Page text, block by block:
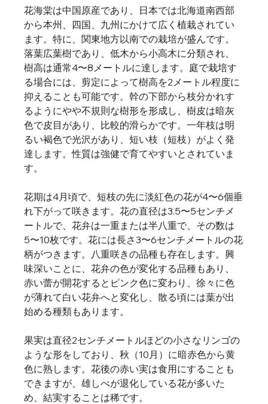
花海棠は中国原産であり、日本では北海道南西部
から本州、四国、九州にかけて広く植栽されてい
ます。特に、関東地方以南での栽培が盛んです。
落葉広葉樹であり、低木から小高木に分類され、
樹高は通常4〜8メートルに達します。庭で栽培す
る場合には、剪定によって樹高を2メートル程度に
抑えることも可能です。幹の下部から枝分かれす
るようにやや不規則な樹形を形成し、樹皮は暗灰
色で皮目があり、比較的滑らかです。一年枝は明
るい褐色で光沢があり、短い枝（短枝）がよく発
達します。性質は強健で育てやすいとされていま
す。
花期は4月頃で、短枝の先に淡紅色の花が4〜6個垂
れ下がって咲きます。花の直径は3.5〜5センチメ
ートルで、花弁は一重または半八重で、その数は
5〜10枚です。花には長さ3〜6センチメートルの花
柄がつきます。八重咲きの品種も存在します。興
味深いことに、花弁の色が変化する品種もあり、
赤い蕾が開花するとピンク色に変わり、徐々に色
が薄れて白い花弁へと変化し、散る頃には葉が出
始める種類もあります。
果実は直径2センチメートルほどの小さなリンゴの
ような形をしており、秋（10月）に暗赤色から黄
色に熟します。花後の赤い実は食用にすることも
できますが、雄しべが退化している花が多いた
め、結実することは稀です。